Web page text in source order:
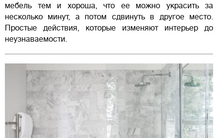
мебель тем и хороша, что ее можно украсить за
несколько минут, а потом сдвинуть в другое место.
Простые действия, которые изменяют интерьер до
неузнаваемости.